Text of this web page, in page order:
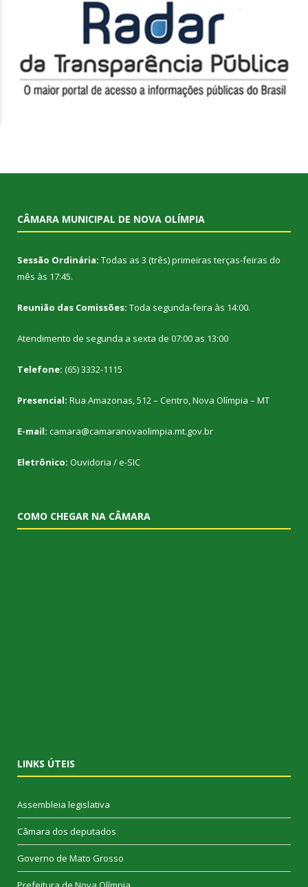
CÂMARA MUNICIPAL DE NOVA OLÍMPIA
Sessão Ordinária: Todas as 3 (três) primeiras terças-feiras do
mês às 17:45.
Reunião das Comissões: Toda segunda-feira às 14:00.
Atendimento de segunda a sexta de 07:00 as 13:00
Telefone: (65) 3332-1115
Presencial: Rua Amazonas, 512 – Centro, Nova Olímpia – MT
E-mail: camara@camaranovaolimpia.mt.gov.br
Eletrônico: Ouvidoria /e-SIC
COMO CHEGAR NA CÂMARA
LINKS ÚTEIS
Assembleia legislativa
Câmara dos deputados
Governo de Mato Grosso